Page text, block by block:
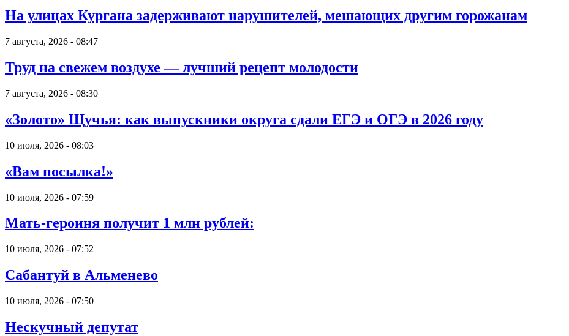
На улицах Кургана задерживают нарушителей, мешающих другим горожанам
7 августа, 2026 - 08:47
Труд на свежем воздухе — лучший рецепт молодости
7 августа, 2026 - 08:30
«Золото» Щучья: как выпускники округа сдали ЕГЭ и ОГЭ в 2026 году
10 июля, 2026 - 08:03
«Вам посылка!»
10 июля, 2026 - 07:59
Мать-героиня получит 1 млн рублей:
10 июля, 2026 - 07:52
Сабантуй в Альменево
10 июля, 2026 - 07:50
Нескучный депутат